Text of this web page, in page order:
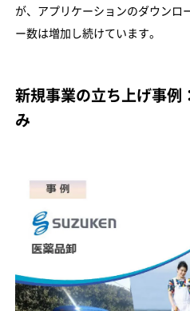
が、アプリケーションのダウンロ
ー数は増加し続けています。
新規事業の立ち上げ事例
み